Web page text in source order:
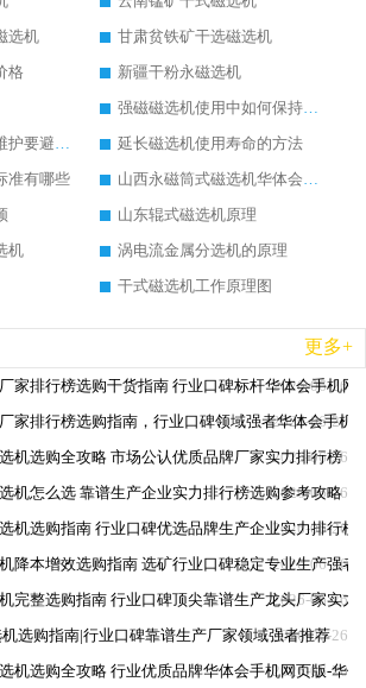
选机
甘肃贫铁矿干选磁选机
格
新疆干粉永磁选机
强磁磁选机使用中如何保持其顺畅运行
湿式磁选机的后期维护要避开哪些坑
延长磁选机使用寿命的方法
准有哪些
山西永磁筒式磁选机华体会手机网页版-华体会(中国)
山东辊式磁选机原理
机
涡电流金属分选机的原理
干式磁选机工作原理图
更多+
2026-06-26
家排行榜选购干货指南 行业口碑标杆华体会手机网
2026-06-26
家排行榜选购指南，行业口碑领域强者华体会手机
2026-06-26
机选购全攻略 市场公认优质品牌厂家实力排行榜
2026-06-26
机怎么选 靠谱生产企业实力排行榜选购参考攻略
2026-06-26
机选购指南 行业口碑优选品牌生产企业实力排行榜
2026-06-26
降本增效选购指南 选矿行业口碑稳定专业生产强者
2026-06-26
完整选购指南 行业口碑顶尖靠谱生产龙头厂家实力
2026-06-26
选购指南|行业口碑靠谱生产厂家领域强者推荐
2026-06-26
机选购全攻略 行业优质品牌华体会手机网页版-华